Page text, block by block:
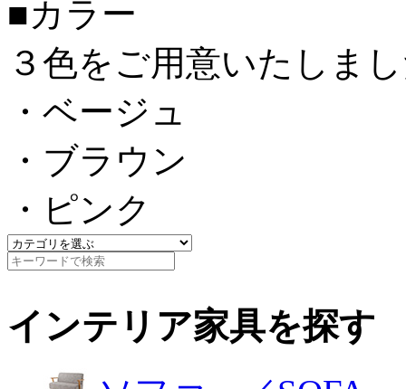
■カラー
３色をご用意いたしま
・ベージュ
・ブラウン
・ピンク
インテリア家具を探す